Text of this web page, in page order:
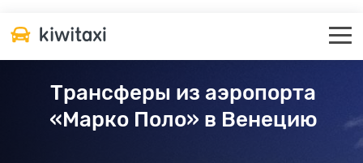
Трансферы из аэропорта
«Марко Поло» в Венецию